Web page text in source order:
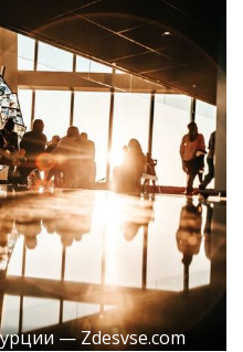
— Zdesvse.com